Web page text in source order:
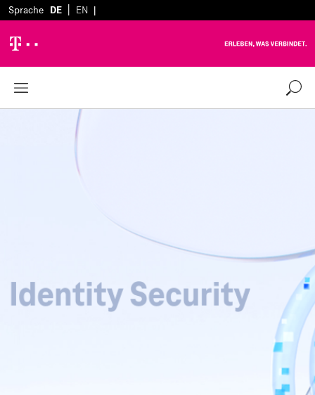
Sprache DE EN |